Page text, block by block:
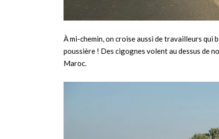
À mi-chemin, on croise aussi de travailleurs
poussière ! Des cigognes volent au dessus de
Maroc.